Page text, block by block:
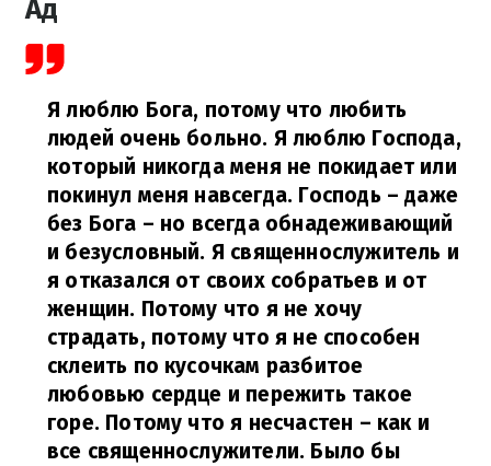
Ад
Я люблю Бога, потому что любить
людей очень больно. Я люблю Господа,
который никогда меня не покидает или
покинул меня навсегда. Господь – даже
без Бога – но всегда обнадеживающий
и безусловный. Я священнослужитель и
я отказался от своих собратьев и от
женщин. Потому что я не хочу
страдать, потому что я не способен
склеить по кусочкам разбитое
любовью сердце и пережить такое
горе. Потому что я несчастен – как и
все священнослужители. Было бы